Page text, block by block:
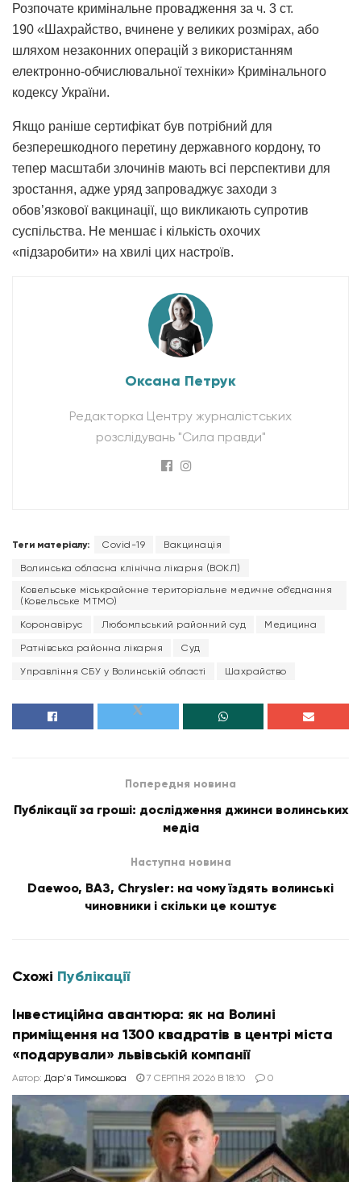
Розпочате кримінальне провадження за ч. 3 ст.
190 «Шахрайство, вчинене у великих розмірах, або
шляхом незаконних операцій з використанням
електронно-обчислювальної техніки» Кримінального
кодексу України.
Якщо раніше сертифікат був потрібний для
безперешкодного перетину державного кордону, то
тепер масштаби злочинів мають всі перспективи для
зростання, адже уряд запроваджує заходи з
обов’язкової вакцинації, що викликають супротив
суспільства. Не меншає і кількість охочих
«підзаробити» на хвилі цих настроїв.
Оксана Петрук
Редакторка Центру журналістських
розслідувань "Сила правди"
Теги матеріалу: Covid-19 Вакцинація
Волинська обласна клінічна лікарня (ВОКЛ)
Ковельське міськрайонне територіальне медичне об’єднання
(Ковельське МТМО)
Коронавірус Любомльський районний суд Медицина
Ратнівська районна лікарня Суд
Управління СБУ у Волинській області Шахрайство
Попередня новина
Публікації за гроші: дослідження джинси волинських
медіа
Наступна новина
Daewoo, ВАЗ, Chrysler: на чому їздять волинські
чиновники і скільки це коштує
Схожі Публікації
Інвестиційна авантюра: як на Волині
приміщення на 1300 квадратів в центрі міста
«подарували» львівській компанії
Автор: Дар'я Тимошкова 7 СЕРПНЯ 2026 В 18:10 0